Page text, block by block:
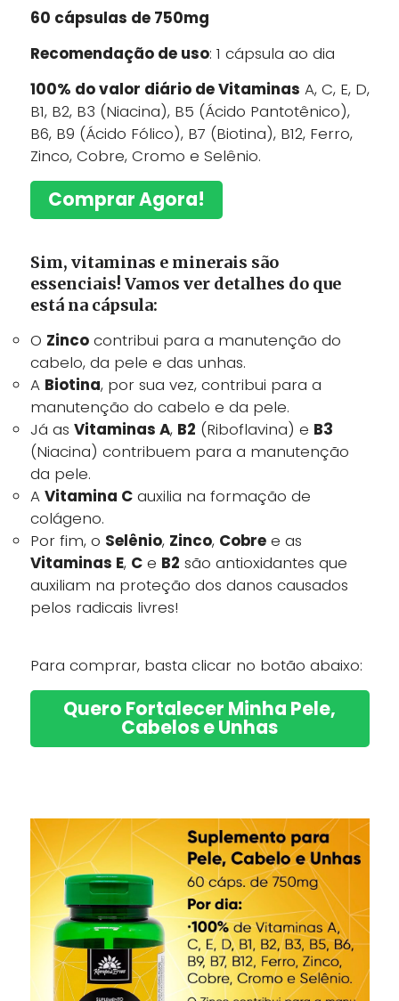
60 cápsulas de 750mg
Recomendação de uso: 1 cápsula ao dia
100% do valor diário de Vitaminas A, C, E, D,
B1, B2, B3 (Niacina), B5 (Ácido Pantotênico),
B6, B9 (Ácido Fólico), B7 (Biotina), B12, Ferro,
Zinco, Cobre, Cromo e Selênio.
Comprar Agora!
Sim, vitaminas e minerais são
essenciais! Vamos ver detalhes do que
está na cápsula:
O Zincocontribui para a manutenção do
cabelo, da pele e das unhas.
A Biotina, por sua vez, contribui para a
manutenção do cabelo e da pele.
Já as Vitaminas A, B2 (Riboflavina) e B3
(Niacina) contribuem para a manutenção
da pele.
A Vitamina Cauxilia na formação de
colágeno.
Por fim, o Selênio, Zinco, Cobree as
Vitaminas E, Ce B2 são antioxidantes que
auxiliam na proteção dos danos causados
pelos radicais livres!
Para comprar, basta clicar no botão abaixo:
Quero Fortalecer Minha Pele,
Cabelos e Unhas